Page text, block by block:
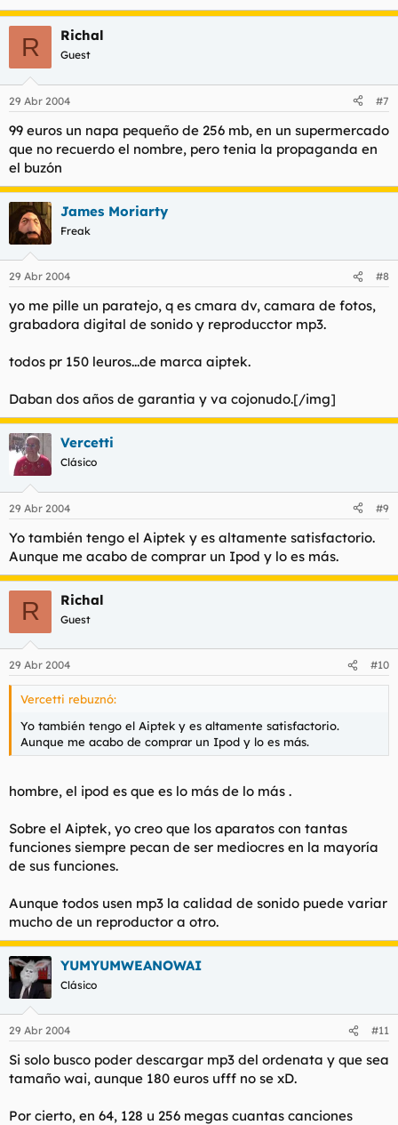
R Richal
Guest
29 Abr 2004 #7
99 euros un napa pequeño de 256 mb, en un supermercado
que no recuerdo el nombre, pero tenia la propaganda en
el buzón
James Moriarty
Freak
29 Abr 2004 #8
yo me pille un paratejo, q es cmara dv, camara de fotos,
grabadora digital de sonido y reproducctor mp3.
todos pr 150 leuros...de marca aiptek.
Daban dos años de garantia y va cojonudo.[/img]
Vercetti
Clásico
29 Abr 2004 #9
Yo también tengo el Aiptek y es altamente satisfactorio.
Aunque me acabo de comprar un Ipod y lo es más.
R Richal
Guest
29 Abr 2004 #10
Vercetti rebuznó:
Yo también tengo el Aiptek y es altamente satisfactorio.
Aunque me acabo de comprar un Ipod y lo es más.
hombre, el ipod es que es lo más de lo más .
Sobre el Aiptek, yo creo que los aparatos con tantas
funciones siempre pecan de ser mediocres en la mayoría
de sus funciones.
Aunque todos usen mp3 la calidad de sonido puede variar
mucho de un reproductor a otro.
YUMYUMWEANOWAI
Clásico
29 Abr 2004 #11
Si solo busco poder descargar mp3 del ordenata y que sea
tamaño wai, aunque 180 euros ufff no se xD.
Por cierto, en 64, 128 u 256 megas cuantas canciones